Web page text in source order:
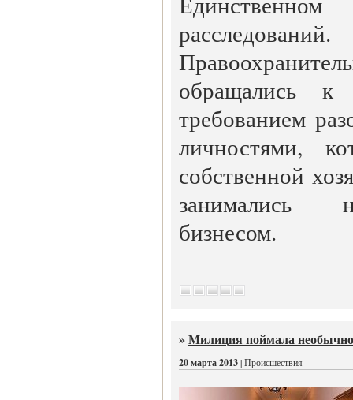
расследований.
обращались
требованием
личностями,
собственной
занимались
бизнесом.
»Милиция поймала
20 марта 2013| Происшествия